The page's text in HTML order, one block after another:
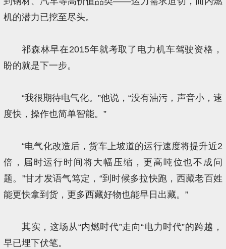
机的潜力已挖至尽头。
祁森林早在2015年就考取了电力机车驾驶资格，
盼的就是下一步。
“我很期待电气化。”他说，“没有油污，声音小，速
度快，操作也简单智能。”
“电气化改造后，货车上坡道的运行速度将提升近2
倍，届时运行时间将大幅压缩，更高吨位也不成问
题。”甘才发语气笃定，“到时候多拉快跑，西藏老百姓
能更快拿到货，更多西藏好物也能早日出藏。”
其实，这场从“内燃时代”走向“电力时代”的跨越，
早已埋下伏笔。